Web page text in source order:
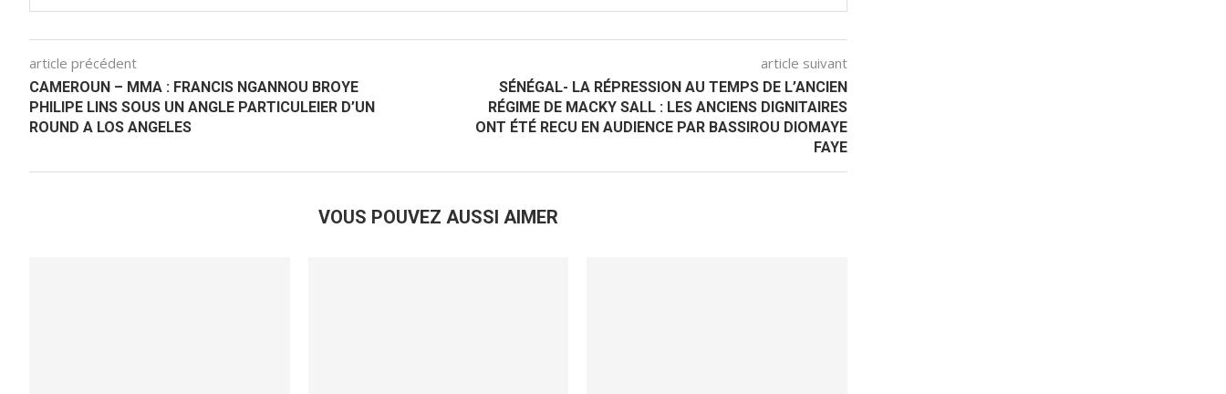
article précédent
CAMEROUN – MMA : FRANCIS NGANNOU BROYE
PHILIPE LINS SOUS UN ANGLE PARTICULEIER D’UN
ROUND A LOS ANGELES
article suivant
SÉNÉGAL- LA RÉPRESSION AU TEMPS DE L’ANCIEN
RÉGIME DE MACKY SALL : LES ANCIENS DIGNITAIRES
ONT ÉTÉ RECU EN AUDIENCE PAR BASSIROU DIOMAYE
FAYE
VOUS POUVEZ AUSSI AIMER